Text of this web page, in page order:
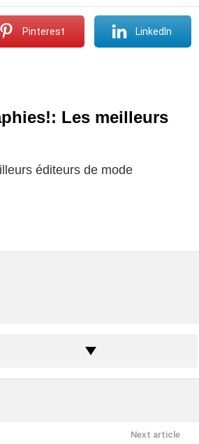
Pinterest LinkedIn
Les meilleurs
éditeurs de mode
Next article